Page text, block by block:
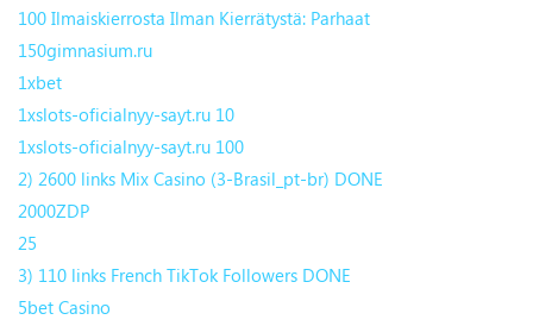
100 Ilmaiskierrosta Ilman Kierrätystä: Parhaat
150gimnasium.ru
1xbet
1xslots-oficialnyy-sayt.ru 10
1xslots-oficialnyy-sayt.ru 100
2) 2600 links Mix Casino (3-Brasil_pt-br) DONE
2000ZDP
25
3) 110 links French TikTok Followers DONE
5bet Casino